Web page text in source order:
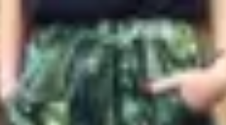
Profitez d'un essai 24h pour seulement 2€ !
Découvrir !
Basculer
navigation
CONTRIBUTION À PROPOS